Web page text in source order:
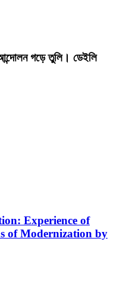
গড়ে তুলি। ডেইলি
Experience of
of Modernization by